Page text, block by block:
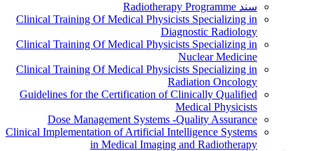
سند Radiotherapy Programme
Clinical Training Of Medical Physicists Specializing in
Diagnostic Radiology
Clinical Training Of Medical Physicists Specializing in
Nuclear Medicine
Clinical Training Of Medical Physicists Specializing in
Radiation Oncology
Guidelines for the Certification of Clinically Qualified
Medical Physicists
Dose Management Systems -Quality Assurance
Clinical Implementation of Artificial Intelligence Systems
in Medical Imaging and Radiotherapy